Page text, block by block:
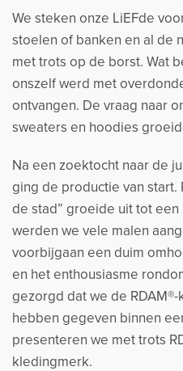
We steken onze LiEFde
stoelen of banken en al de
met trots op de borst. Wat
onszelf werd met
ontvangen. De vraag naar
sweaters en hoodies
Na een zoektocht naar de
ging de productie van start.
de stad” groeide uit tot
werden we vele malen
voorbijgaan een duim
en het enthousiasme
gezorgd dat we de
hebben gegeven binnen
presenteren we met trots
kledingmerk.